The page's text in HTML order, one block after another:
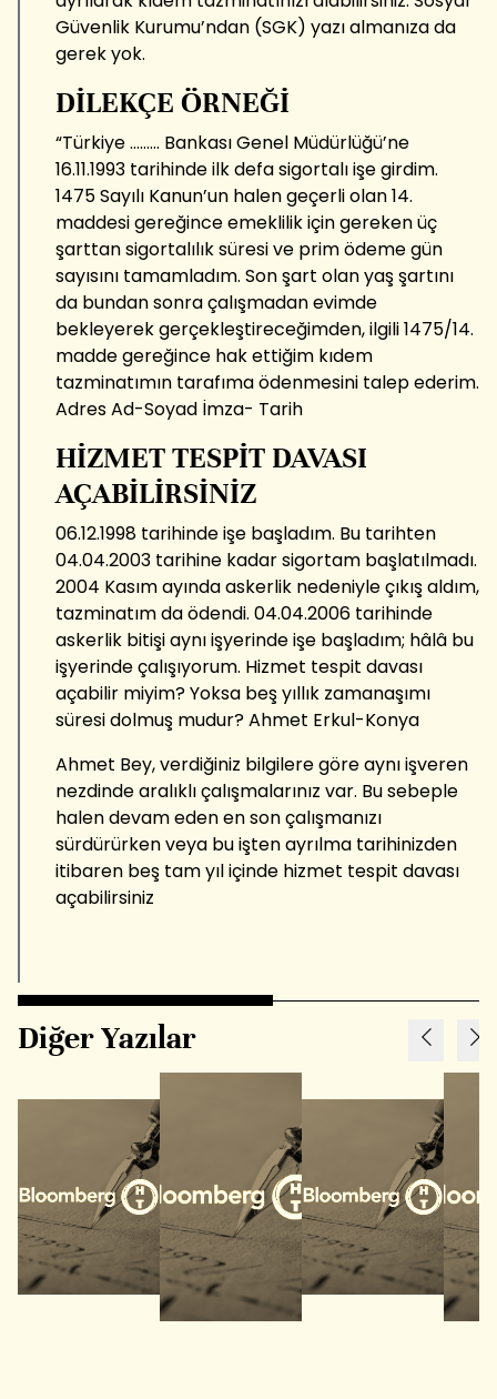
Güvenlik Kurumu’ndan (SGK) yazı almanıza da
gerek yok.
DİLEKÇE ÖRNEĞİ
“Türkiye ......... Bankası Genel Müdürlüğü’ne
16.11.1993 tarihinde ilk defa sigortalı işe girdim.
1475 Sayılı Kanun’un halen geçerli olan 14.
maddesi gereğince emeklilik için gereken üç
şarttan sigortalılık süresi ve prim ödeme gün
sayısını tamamladım. Son şart olan yaş şartını
da bundan sonra çalışmadan evimde
bekleyerek gerçekleştireceğimden, ilgili 1475/14.
madde gereğince hak ettiğim kıdem
tazminatımın tarafıma ödenmesini talep ederim.
Adres Ad-Soyad İmza- Tarih
HİZMET TESPİT DAVASI
AÇABİLİRSİNİZ
06.12.1998 tarihinde işe başladım. Bu tarihten
04.04.2003 tarihine kadar sigortam başlatılmadı.
2004 Kasım ayında askerlik nedeniyle çıkış aldım,
tazminatım da ödendi. 04.04.2006 tarihinde
askerlik bitişi aynı işyerinde işe başladım; hâlâ bu
işyerinde çalışıyorum. Hizmet tespit davası
açabilir miyim? Yoksa beş yıllık zamanaşımı
süresi dolmuş mudur? Ahmet Erkul-Konya
Ahmet Bey, verdiğiniz bilgilere göre aynı işveren
nezdinde aralıklı çalışmalarınız var. Bu sebeple
halen devam eden en son çalışmanızı
sürdürürken veya bu işten ayrılma tarihinizden
itibaren beş tam yıl içinde hizmet tespit davası
açabilirsiniz
Diğer Yazılar